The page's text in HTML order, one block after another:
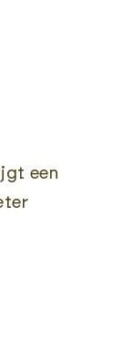
een